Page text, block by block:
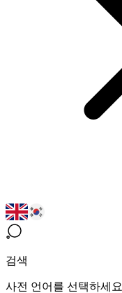
검색
사전 언어를 선택하세요